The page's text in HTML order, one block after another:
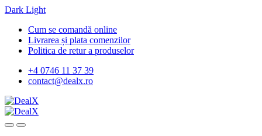
Dark Light
Skip
navigation
Skip
content
Cum se comandă online
Livrarea și plata comenzilor
Politica de retur a produselor
+4 0746 11 37 39
contact@dealx.ro